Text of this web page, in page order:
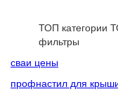
ТОП категории
фильтры
сваи цены
профнастил для